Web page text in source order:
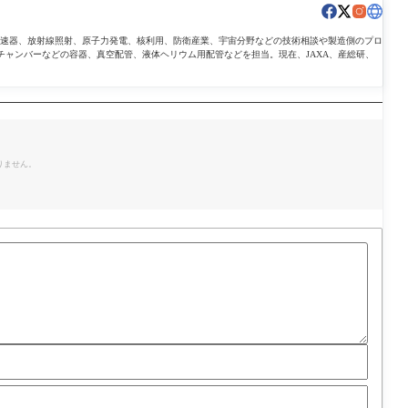
器、放射線照射、原子力発電、核利用、防衛産業、宇宙分野などの技術相談や製造側のプロ
ンバーなどの容器、真空配管、液体ヘリウム用配管などを担当。現在、JAXA、産総研、
せん。